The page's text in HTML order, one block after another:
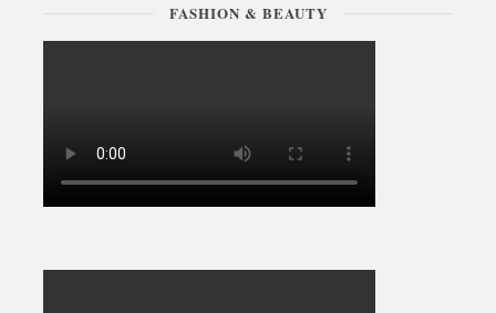
FASHION & BEAUTY